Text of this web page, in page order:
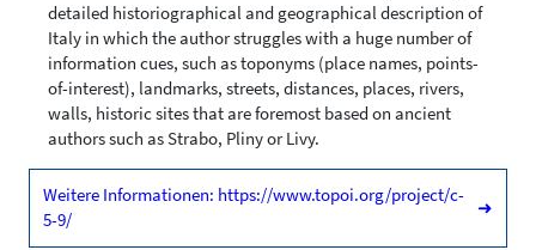
detailed historiographical and geographical description of
Italy in which the author struggles with a huge number of
information cues, such as toponyms (place names, points-
of-interest), landmarks, streets, distances, places, rivers,
walls, historic sites that are foremost based on ancient
authors such as Strabo, Pliny or Livy.
Weitere Informationen: https://www.topoi.org/project/c-
5-9/
➜